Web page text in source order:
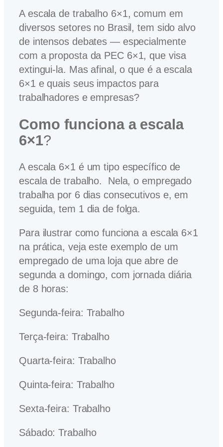
A escala de trabalho 6×1, comum em
diversos setores no Brasil, tem sido alvo
de intensos debates — especialmente
com a proposta da PEC 6×1, que visa
extingui-la. Mas afinal, o que é a escala
6×1 e quais seus impactos para
trabalhadores e empresas?
Como funciona a escala
6×1?
A escala 6×1 é um tipo específico de
escala de trabalho. Nela, o empregado
trabalha por 6 dias consecutivos e, em
seguida, tem 1 dia de folga.
Para ilustrar como funciona a escala 6×1
na prática, veja este exemplo de um
empregado de uma loja que abre de
segunda a domingo, com jornada diária
de 8 horas:
Segunda-feira: Trabalho
Terça-feira: Trabalho
Quarta-feira: Trabalho
Quinta-feira: Trabalho
Sexta-feira: Trabalho
Sábado: Trabalho